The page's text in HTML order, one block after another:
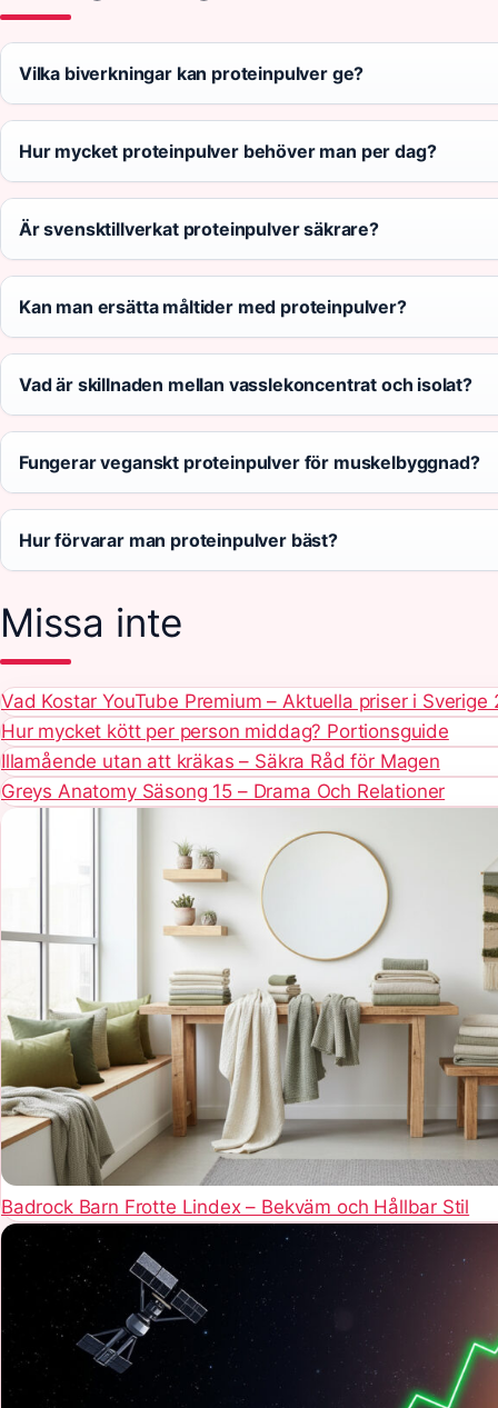
Vilka biverkningar kan proteinpulver ge?
Hur mycket proteinpulver behöver man per dag?
Är svensktillverkat proteinpulver säkrare?
Kan man ersätta måltider med proteinpulver?
Vad är skillnaden mellan vasslekoncentrat och isolat?
Fungerar veganskt proteinpulver för muskelbyggnad?
Hur förvarar man proteinpulver bäst?
Missa inte
Vad Kostar YouTube Premium – Aktuella priser i Sverige
Hur mycket kött per person middag? Portionsguide
Illamående utan att kräkas – Säkra Råd för Magen
Greys Anatomy Säsong 15 – Drama Och Relationer
Badrock Barn Frotte Lindex – Bekväm och Hållbar Stil